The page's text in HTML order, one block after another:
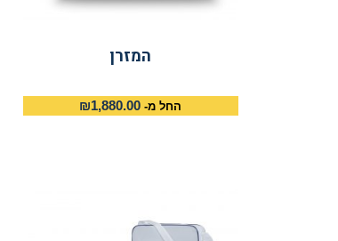
המזרן
החל מ- ₪1,880.00